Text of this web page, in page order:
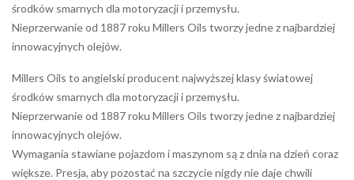
środków smarnych dla motoryzacji i przemysłu.
Nieprzerwanie od 1887 roku Millers Oils tworzy jedne z najbardziej
innowacyjnych olejów.
Millers Oils to angielski producent najwyższej klasy światowej
środków smarnych dla motoryzacji i przemysłu.
Nieprzerwanie od 1887 roku Millers Oils tworzy jedne z najbardziej
innowacyjnych olejów.
Wymagania stawiane pojazdom i maszynom są z dnia na dzień coraz
większe. Presja, aby pozostać na szczycie nigdy nie daje chwili